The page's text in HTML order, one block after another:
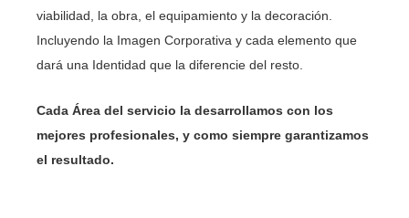
viabilidad, la obra, el equipamiento y la decoración.
Incluyendo la Imagen Corporativa y cada elemento que
dará una Identidad que la diferencie del resto.
Cada Área del servicio la desarrollamos con los
mejores profesionales, y como siempre garantizamos
el resultado.